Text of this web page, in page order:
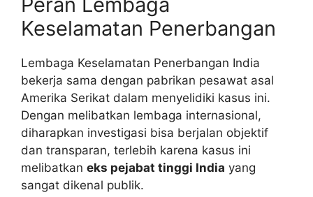
Keselamatan Penerbangan
Lembaga Keselamatan Penerbangan India
bekerja sama dengan pabrikan pesawat asal
Amerika Serikat dalam menyelidiki kasus ini.
Dengan melibatkan lembaga internasional,
diharapkan investigasi bisa berjalan objektif
dan transparan, terlebih karena kasus ini
melibatkan eks pejabat tinggi India yang
sangat dikenal publik.